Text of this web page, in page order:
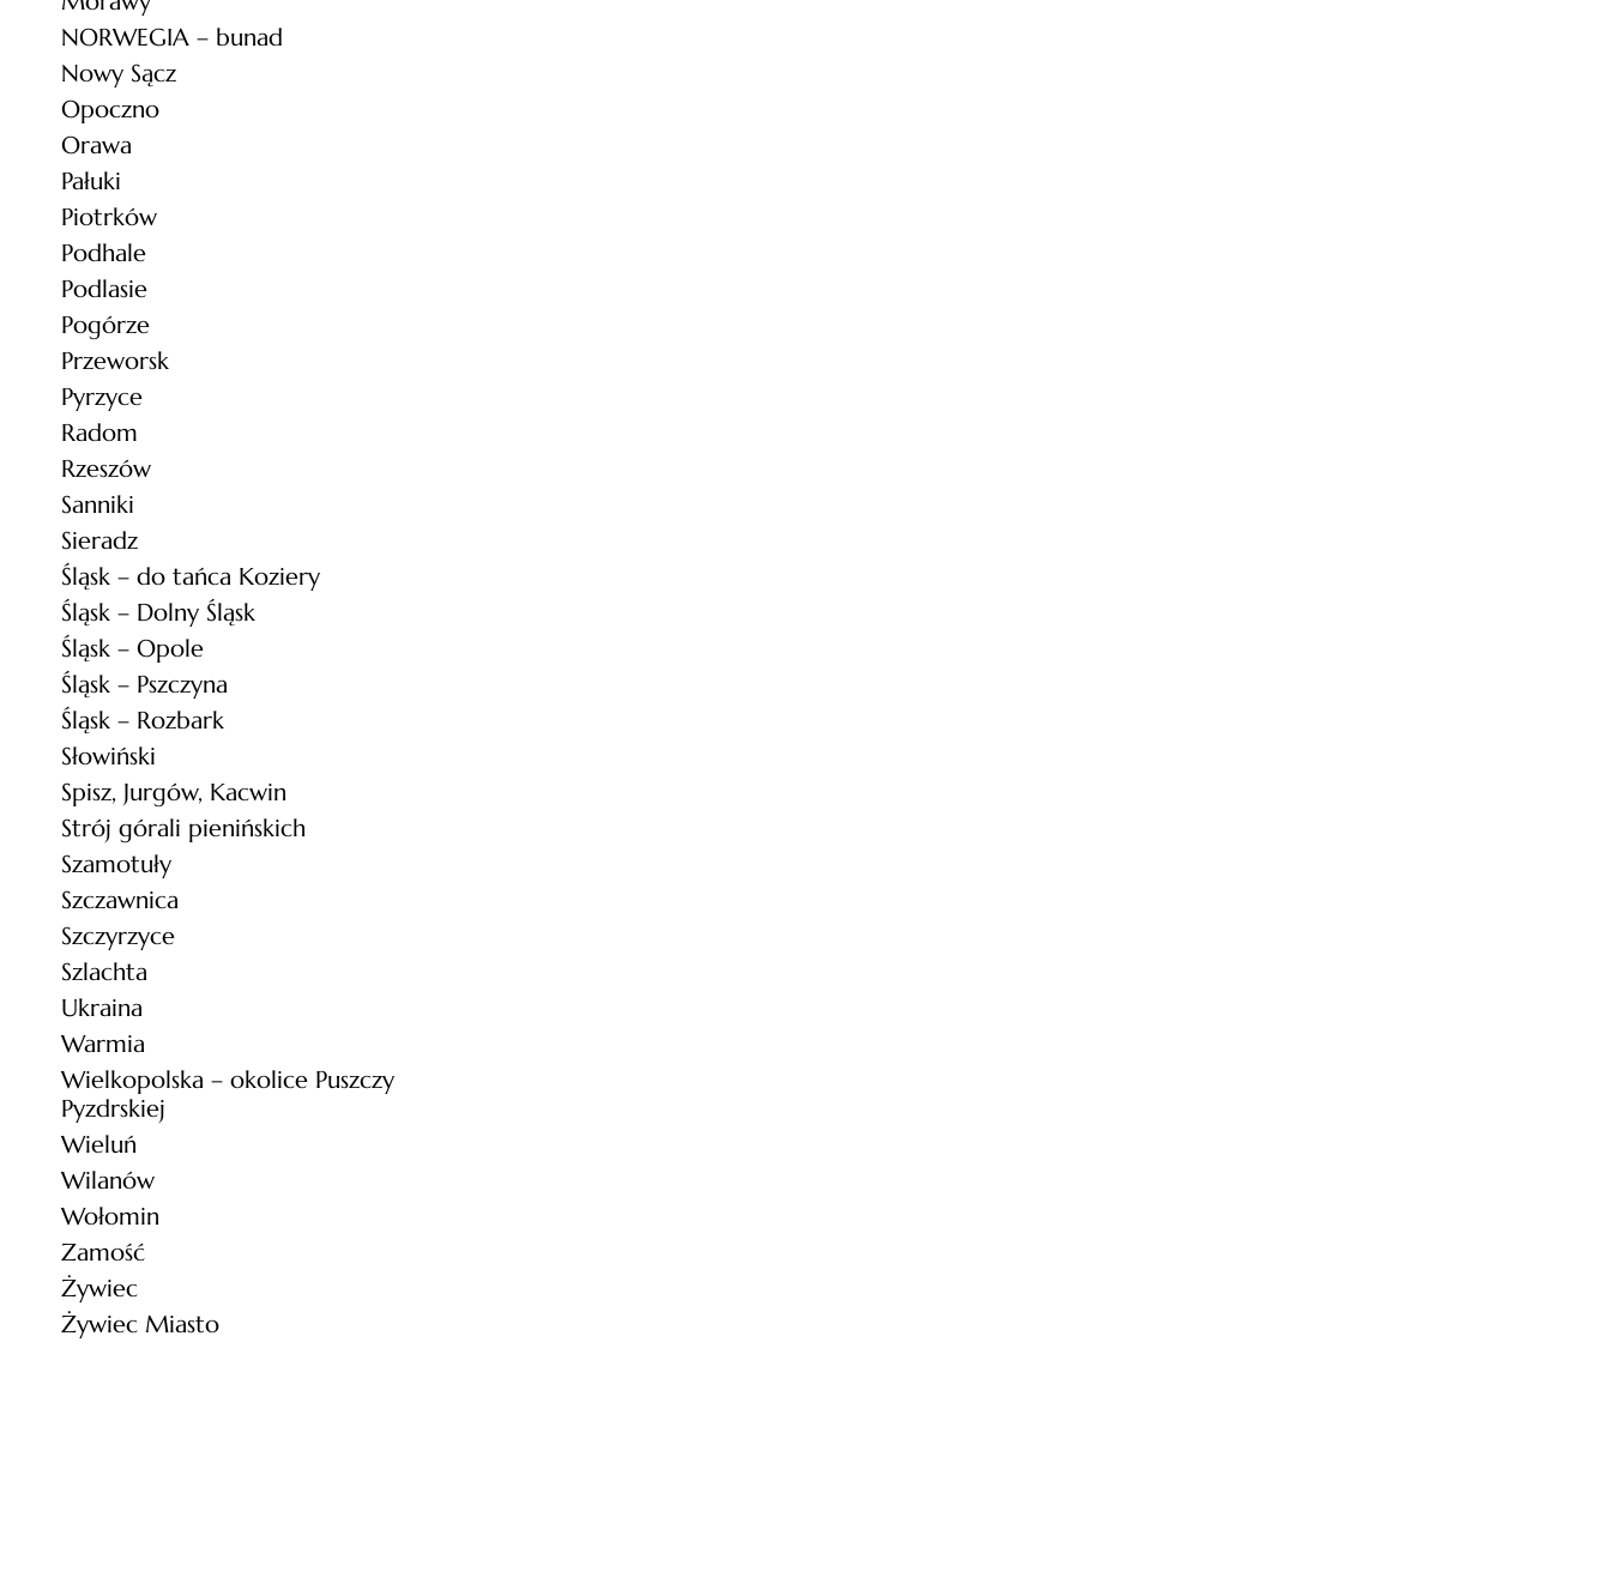
NORWEGIA – bunad
Nowy Sącz
Opoczno
Orawa
Pałuki
Piotrków
Podhale
Podlasie
Pogórze
Przeworsk
Pyrzyce
Radom
Rzeszów
Sanniki
Sieradz
Śląsk – do tańca Koziery
Śląsk – Dolny Śląsk
Śląsk – Opole
Śląsk – Pszczyna
Śląsk – Rozbark
Słowiński
Spisz, Jurgów, Kacwin
Strój górali pienińskich
Szamotuły
Szczawnica
Szczyrzyce
Szlachta
Ukraina
Warmia
Wielkopolska – okolice Puszczy
Pyzdrskiej
Wieluń
Wilanów
Wołomin
Zamość
Żywiec
Żywiec Miasto